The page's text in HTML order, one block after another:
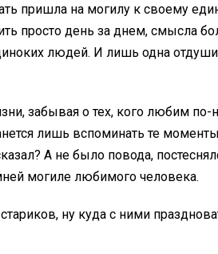
пришла на могилу к своему
просто день за днем, смысла
людей. И лишь одна
забывая о тех, кого любим по-
лишь вспоминать те
А не было повода,
могиле любимого человека.
ну куда с ними